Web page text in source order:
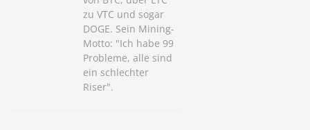
zu VTC und sogar
DOGE. Sein Mining-
Motto: "Ich habe 99
Probleme, alle sind
ein schlechter
Riser".